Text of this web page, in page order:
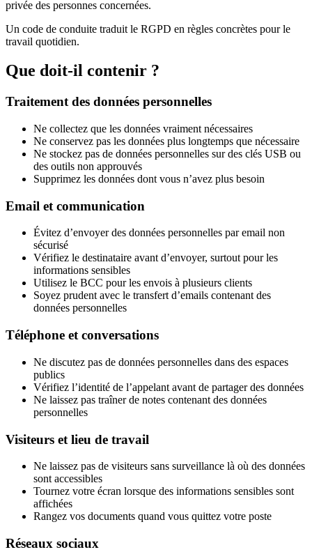
privée des personnes concernées.
Un code de conduite traduit le RGPD en règles concrètes pour le
travail quotidien.
Que doit-il contenir ?
Traitement des données personnelles
Ne collectez que les données vraiment nécessaires
Ne conservez pas les données plus longtemps que nécessaire
Ne stockez pas de données personnelles sur des clés USB ou
des outils non approuvés
Supprimez les données dont vous n’avez plus besoin
Email et communication
Évitez d’envoyer des données personnelles par email non
sécurisé
Vérifiez le destinataire avant d’envoyer, surtout pour les
informations sensibles
Utilisez le BCC pour les envois à plusieurs clients
Soyez prudent avec le transfert d’emails contenant des
données personnelles
Téléphone et conversations
Ne discutez pas de données personnelles dans des espaces
publics
Vérifiez l’identité de l’appelant avant de partager des données
Ne laissez pas traîner de notes contenant des données
personnelles
Visiteurs et lieu de travail
Ne laissez pas de visiteurs sans surveillance là où des données
sont accessibles
Tournez votre écran lorsque des informations sensibles sont
affichées
Rangez vos documents quand vous quittez votre poste
Réseaux sociaux